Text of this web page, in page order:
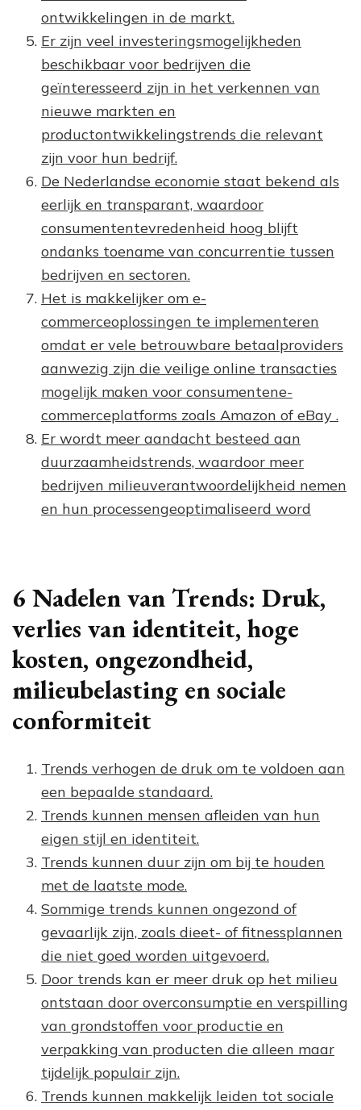
ontwikkelingen in de markt.
Er zijn veel investeringsmogelijkheden
beschikbaar voor bedrijven die
geïnteresseerd zijn in het verkennen van
nieuwe markten en
productontwikkelingstrends die relevant
zijn voor hun bedrijf.
De Nederlandse economie staat bekend als
eerlijk en transparant, waardoor
consumententevredenheid hoog blijft
ondanks toename van concurrentie tussen
bedrijven en sectoren.
Het is makkelijker om e-
commerceoplossingen te implementeren
omdat er vele betrouwbare betaalproviders
aanwezig zijn die veilige online transacties
mogelijk maken voor consumentene-
commerceplatforms zoals Amazon of eBay .
Er wordt meer aandacht besteed aan
duurzaamheidstrends, waardoor meer
bedrijven milieuverantwoordelijkheid nemen
en hun processengeoptimaliseerd word
6 Nadelen van Trends: Druk,
verlies van identiteit, hoge
kosten, ongezondheid,
milieubelasting en sociale
conformiteit
Trends verhogen de druk om te voldoen aan
een bepaalde standaard.
Trends kunnen mensen afleiden van hun
eigen stijl en identiteit.
Trends kunnen duur zijn om bij te houden
met de laatste mode.
Sommige trends kunnen ongezond of
gevaarlijk zijn, zoals dieet- of fitnessplannen
die niet goed worden uitgevoerd.
Door trends kan er meer druk op het milieu
ontstaan door overconsumptie en verspilling
van grondstoffen voor productie en
verpakking van producten die alleen maar
tijdelijk populair zijn.
Trends kunnen makkelijk leiden tot sociale